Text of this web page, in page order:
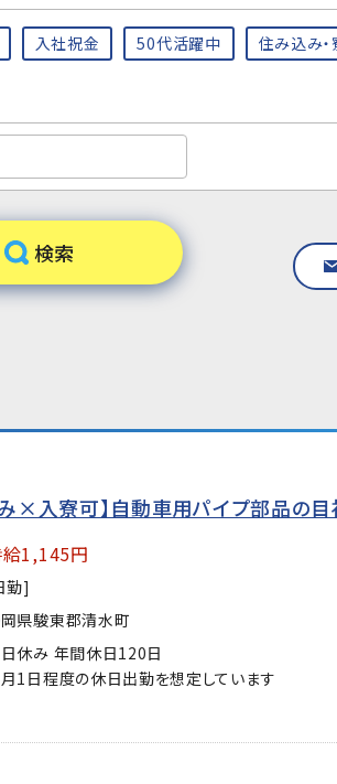
入社祝金 50代活躍中 住み込み
×入寮可】自動車用パイプ部品の
1,145円
勤]
県駿東郡清水町
休み 年間休日120日
1日程度の休日出勤を想定しています